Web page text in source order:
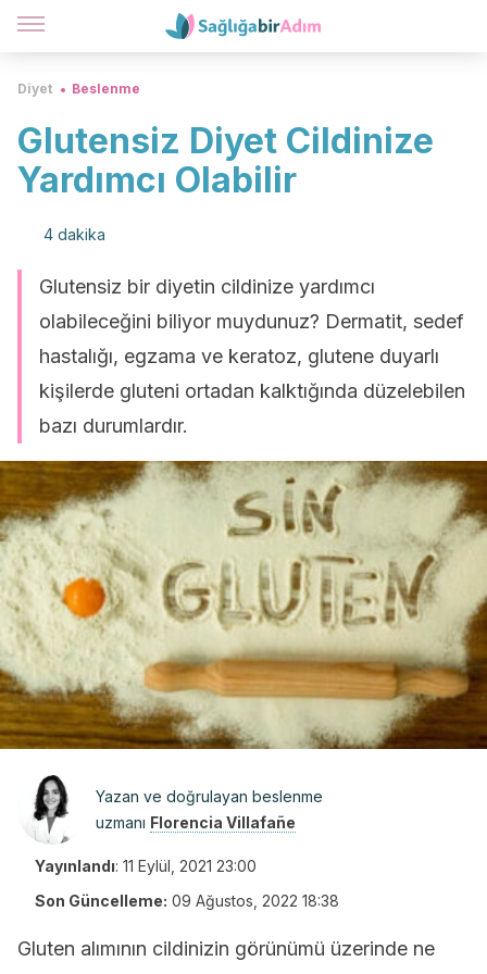
Diyet Beslenme
Glutensiz Diyet Cildinize
Yardımcı Olabilir
4 dakika
Glutensiz bir diyetin cildinize yardımcı
olabileceğini biliyor muydunuz? Dermatit, sedef
hastalığı, egzama ve keratoz, glutene duyarlı
kişilerde gluteni ortadan kalktığında düzelebilen
bazı durumlardır.
Yazan ve doğrulayan beslenme
uzmanı Florencia Villafañe
Yayınlandı: 11 Eylül, 2021 23:00
Son Güncelleme: 09 Ağustos, 2022 18:38
Gluten alımının cildinizin görünümü üzerinde ne